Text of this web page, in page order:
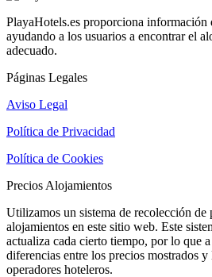
PlayaHotels.es proporciona información
ayudando a los usuarios a encontrar el
adecuado.
Páginas Legales
Aviso Legal
Política de Privacidad
Política de Cookies
Precios Alojamientos
Utilizamos un sistema de recolección de
alojamientos en este sitio web. Este
actualiza cada cierto tiempo, por lo que
diferencias entre los precios mostrados
operadores hoteleros.